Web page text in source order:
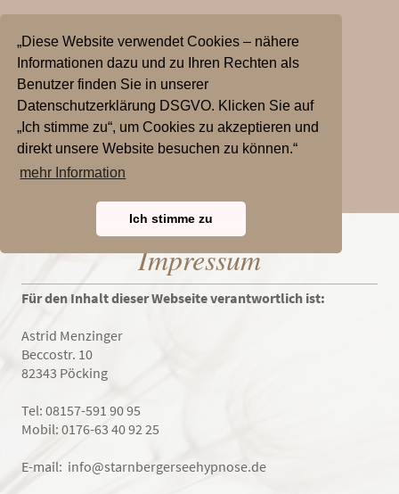
„Diese Website verwendet Cookies – nähere
Informationen dazu und zu Ihren Rechten als
Benutzer finden Sie in unserer
Datenschutzerklärung DSGVO. Klicken Sie auf
„Ich stimme zu“, um Cookies zu akzeptieren und
direkt unsere Website besuchen zu können.“
mehr Information
Ich stimme zu
Impressum
Für den Inhalt dieser Webseite verantwortlich ist:
Astrid Menzinger
Beccostr. 10
82343 Pöcking
Tel: 08157-591 90 95
Mobil: 0176-63 40 92 25
E-mail: info@starnbergerseehypnose.de